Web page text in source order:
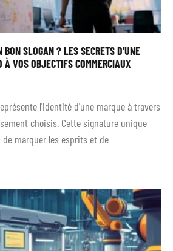
BON SLOGAN ? LES SECRETS D’UNE
À VOS OBJECTIFS COMMERCIAUX
l'identité d'une marque à travers
choisis. Cette signature unique
marquer les esprits et de